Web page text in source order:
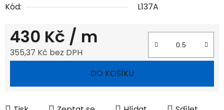
Kód:
L137A
430 Kč / m
355,37 Kč bez DPH
DO KOŠÍKU